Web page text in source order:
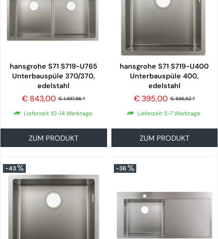
hansgrohe S71 S719-U765
Unterbauspüle 370/370,
edelstahl
€ 1.497,96 *
€ 843,00
Lieferzeit 10-14 Werktage
ZUM PRODUKT
hansgrohe S71 S719-U400
Unterbauspüle 400,
edelstahl
€ 695,52 *
€ 395,00
Lieferzeit 5-7 Werktage
ZUM PRODUKT
-43 -36